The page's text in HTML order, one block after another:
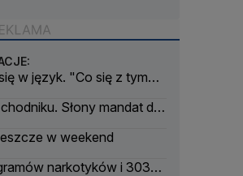
w język. "Co się z tym
Słony mandat dla
w weekend
narkotyków i 303